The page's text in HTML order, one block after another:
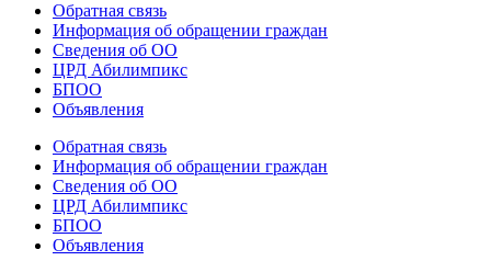
Обратная связь
Информация об обращении граждан
Сведения об ОО
ЦРД Абилимпикс
БПОО
Объявления
Обратная связь
Информация об обращении граждан
Сведения об ОО
ЦРД Абилимпикс
БПОО
Объявления